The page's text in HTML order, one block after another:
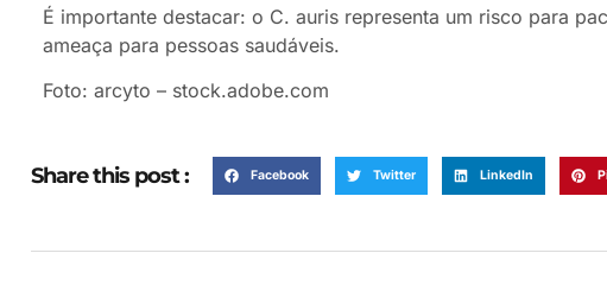
É importante destacar: o C. auris representa um risco para
ameaça para pessoas saudáveis.
Foto: arcyto – stock.adobe.com
Share this post : Facebook Twitter LinkedIn